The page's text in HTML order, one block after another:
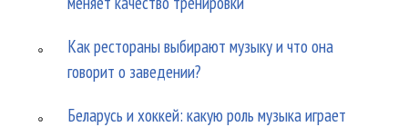
Как рестораны выбирают музыку и что она
говорит о заведении?
Беларусь и хоккей: какую роль музыка играет